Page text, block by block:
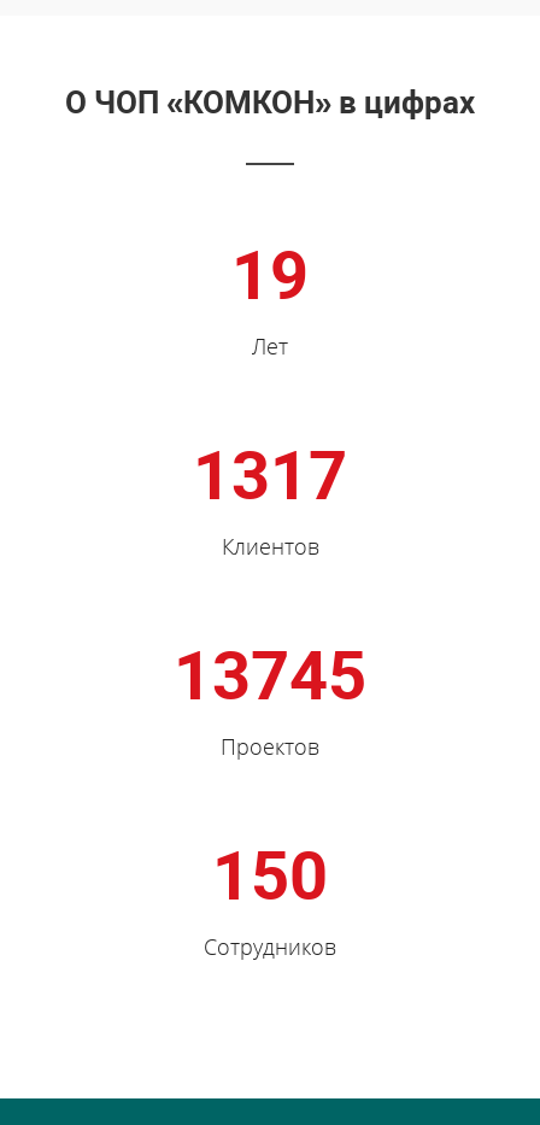
О ЧОП «КОМКОН» в цифрах
19
Лет
1317
Клиентов
13745
Проектов
150
Сотрудников